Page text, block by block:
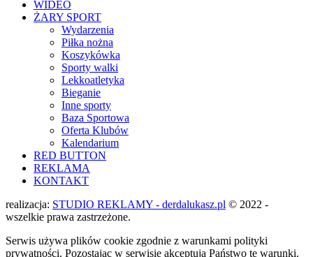
WIDEO
ŻARY SPORT
Wydarzenia
Piłka nożna
Koszykówka
Sporty walki
Lekkoatletyka
Bieganie
Inne sporty
Baza Sportowa
Oferta Klubów
Kalendarium
RED BUTTON
REKLAMA
KONTAKT
realizacja: STUDIO REKLAMY - derdalukasz.pl © 2022 -
wszelkie prawa zastrzeżone.
Serwis używa plików cookie zgodnie z warunkami polityki
prywatności. Pozostając w serwisie akceptują Państwo te warunki.